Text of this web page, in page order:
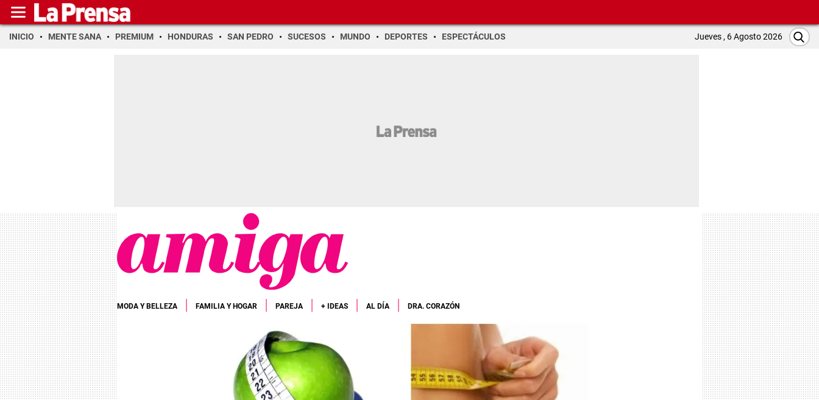
INICIO MENTE SANA PREMIUM HONDURAS SAN PEDRO SUCESOS MUNDO DEPORTES ESPECTÁCULOS Jueves , 6 Agosto 2026
MODA Y BELLEZA FAMILIA Y HOGAR PAREJA + IDEAS AL DÍA DRA. CORAZÓN